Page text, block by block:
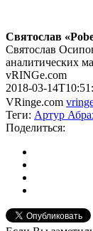
Святослав
Святослав
аналитических
vRINGe.com
2018-03-
VRinge.com
Теги: Артур
Поделиться: